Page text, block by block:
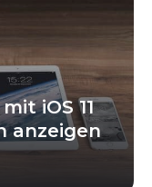
iOS 11
anzeigen